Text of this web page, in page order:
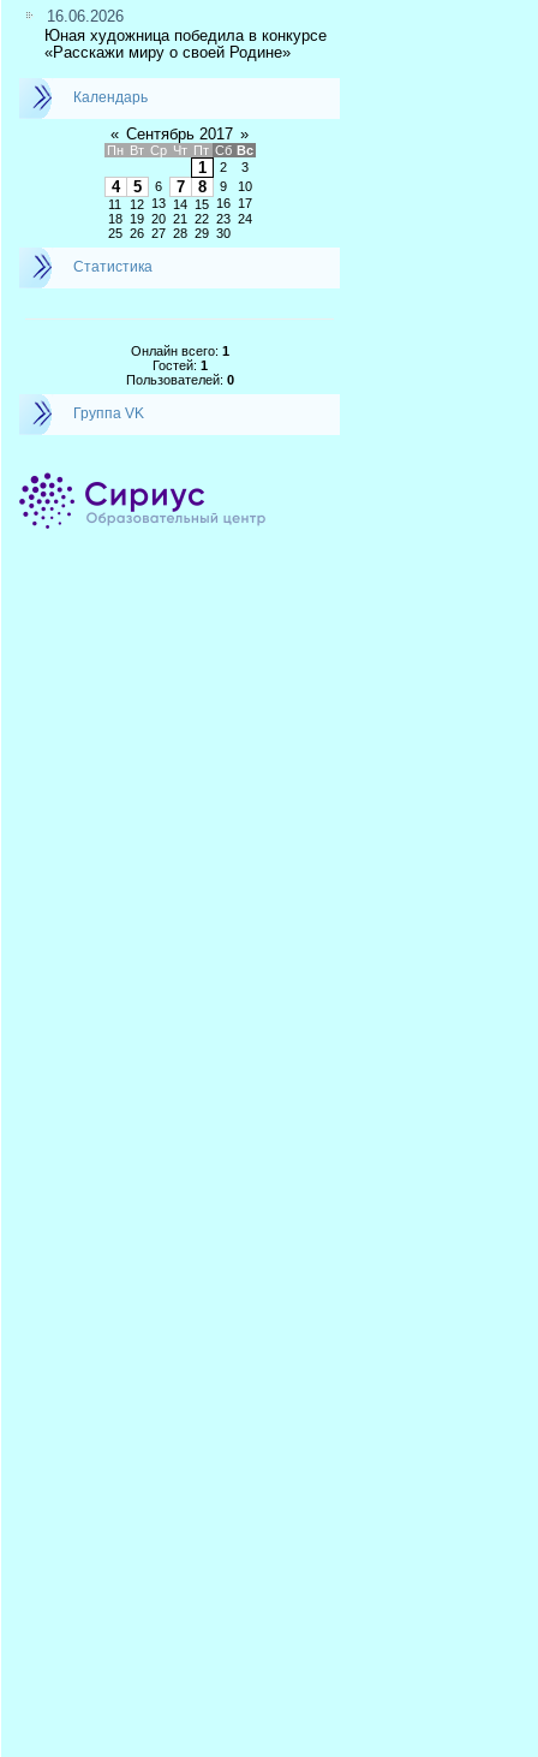
16.06.2026
Юная художница победила в конкурсе
«Расскажи миру о своей Родине»
Календарь
« Сентябрь 2017 »
Пн Вт Ср Чт Пт Сб Вс
1 2 3
4 5 6 7 8 9
10
11
12 13 14 15 16
17
18
19 20 21 22 23 24
25 26 27 28 29 30
Статистика
Онлайн всего: 1
Гостей: 1
Пользователей: 0
Группа VK